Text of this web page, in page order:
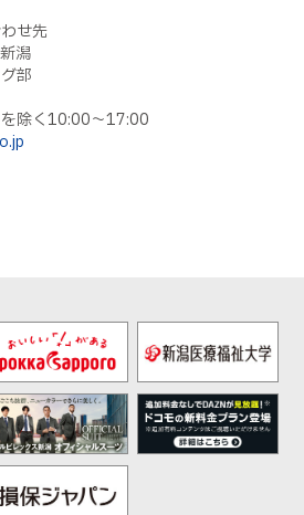
せ先
潟
部
除く10:00〜17:00